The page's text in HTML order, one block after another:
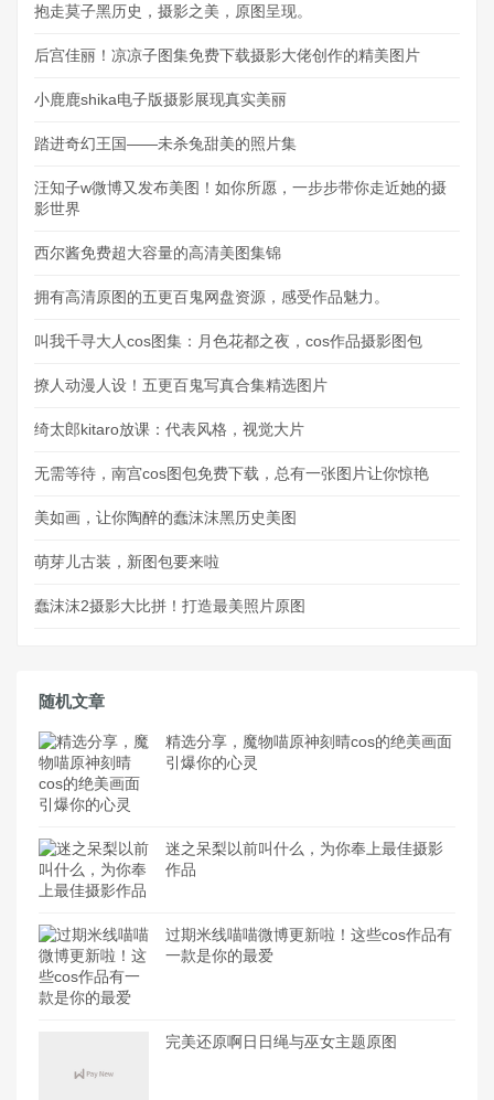
抱走莫子黑历史，摄影之美，原图呈现。
后宫佳丽！凉凉子图集免费下载摄影大佬创作的精美图片
小鹿鹿shika电子版摄影展现真实美丽
踏进奇幻王国——未杀兔甜美的照片集
汪知子w微博又发布美图！如你所愿，一步步带你走近她的摄
影世界
西尔酱免费超大容量的高清美图集锦
拥有高清原图的五更百鬼网盘资源，感受作品魅力。
叫我千寻大人cos图集：月色花都之夜，cos作品摄影图包
撩人动漫人设！五更百鬼写真合集精选图片
绮太郎kitaro放课：代表风格，视觉大片
无需等待，南宫cos图包免费下载，总有一张图片让你惊艳
美如画，让你陶醉的蠢沫沫黑历史美图
萌芽儿古装，新图包要来啦
蠢沫沫2摄影大比拼！打造最美照片原图
随机文章
精选分享，魔物喵原神刻晴cos的绝美画面
引爆你的心灵
迷之呆梨以前叫什么，为你奉上最佳摄影
作品
过期米线喵喵微博更新啦！这些cos作品有
一款是你的最爱
完美还原啊日日绳与巫女主题原图